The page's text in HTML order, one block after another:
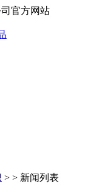
官方网站
> > 新闻列表